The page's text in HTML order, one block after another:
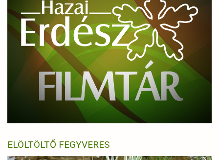
ELÖLTÖLTŐ FEGYVERES